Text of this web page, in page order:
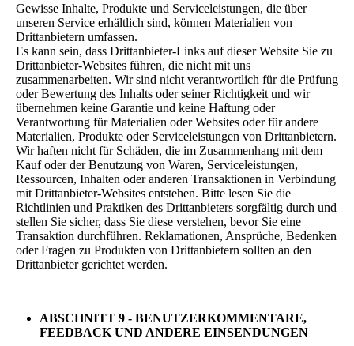
Gewisse Inhalte, Produkte und Serviceleistungen, die über
unseren Service erhältlich sind, können Materialien von
Drittanbietern umfassen.
Es kann sein, dass Drittanbieter-Links auf dieser Website Sie zu
Drittanbieter-Websites führen, die nicht mit uns
zusammenarbeiten. Wir sind nicht verantwortlich für die Prüfung
oder Bewertung des Inhalts oder seiner Richtigkeit und wir
übernehmen keine Garantie und keine Haftung oder
Verantwortung für Materialien oder Websites oder für andere
Materialien, Produkte oder Serviceleistungen von Drittanbietern.
Wir haften nicht für Schäden, die im Zusammenhang mit dem
Kauf oder der Benutzung von Waren, Serviceleistungen,
Ressourcen, Inhalten oder anderen Transaktionen in Verbindung
mit Drittanbieter-Websites entstehen. Bitte lesen Sie die
Richtlinien und Praktiken des Drittanbieters sorgfältig durch und
stellen Sie sicher, dass Sie diese verstehen, bevor Sie eine
Transaktion durchführen. Reklamationen, Ansprüche, Bedenken
oder Fragen zu Produkten von Drittanbietern sollten an den
Drittanbieter gerichtet werden.
ABSCHNITT 9 - BENUTZERKOMMENTARE,
FEEDBACK UND ANDERE EINSENDUNGEN